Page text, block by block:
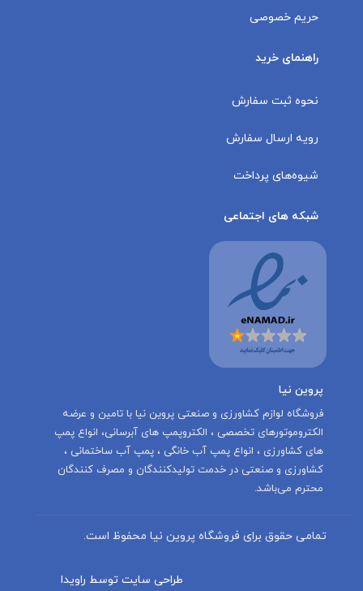
حریم خصوصی
راهنمای خرید
نحوه ثبت سفارش
رویه ارسال سفارش
شیوه‌های پرداخت
شبکه های اجتماعی
پروین نیا
‌فروشگاه لوازم کشاورزی و صنعتی پروین نیا با تامين و عرضه
الكتروموتورهاى تخصصى ، الكتروپمپ هاى آبرسانى، انواع پمپ
های کشاورزی ، انواع پمپ آب خانگی ، پمپ آب ساختمانی ،
کشاورزی و صنعتی در خدمت توليدكنندگان و مصرف كنندگان
محترم می‌باشد.
تمامی حقوق برای فروشگاه پروین نیا محفوظ است.
طراحی سایت توسط راویدا